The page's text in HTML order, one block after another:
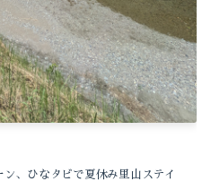
、ひなタビで夏休み里山ステイ